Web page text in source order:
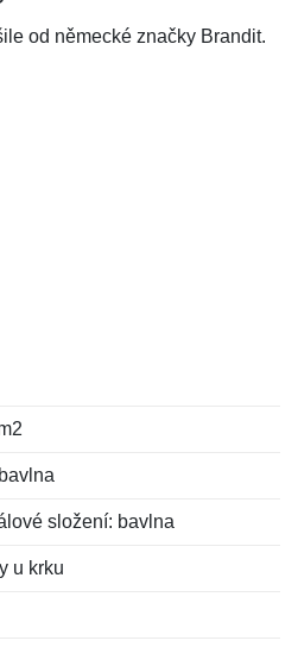
od německé značky Brandit.
složení: bavlna
u krku